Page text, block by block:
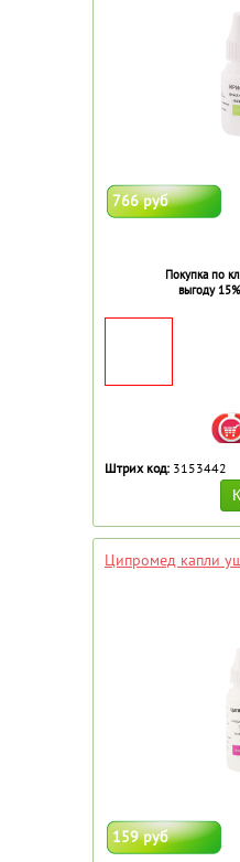
766 руб
Покупка по
выгоду
Штрих код: 3153442
Ципромед капли
159 руб